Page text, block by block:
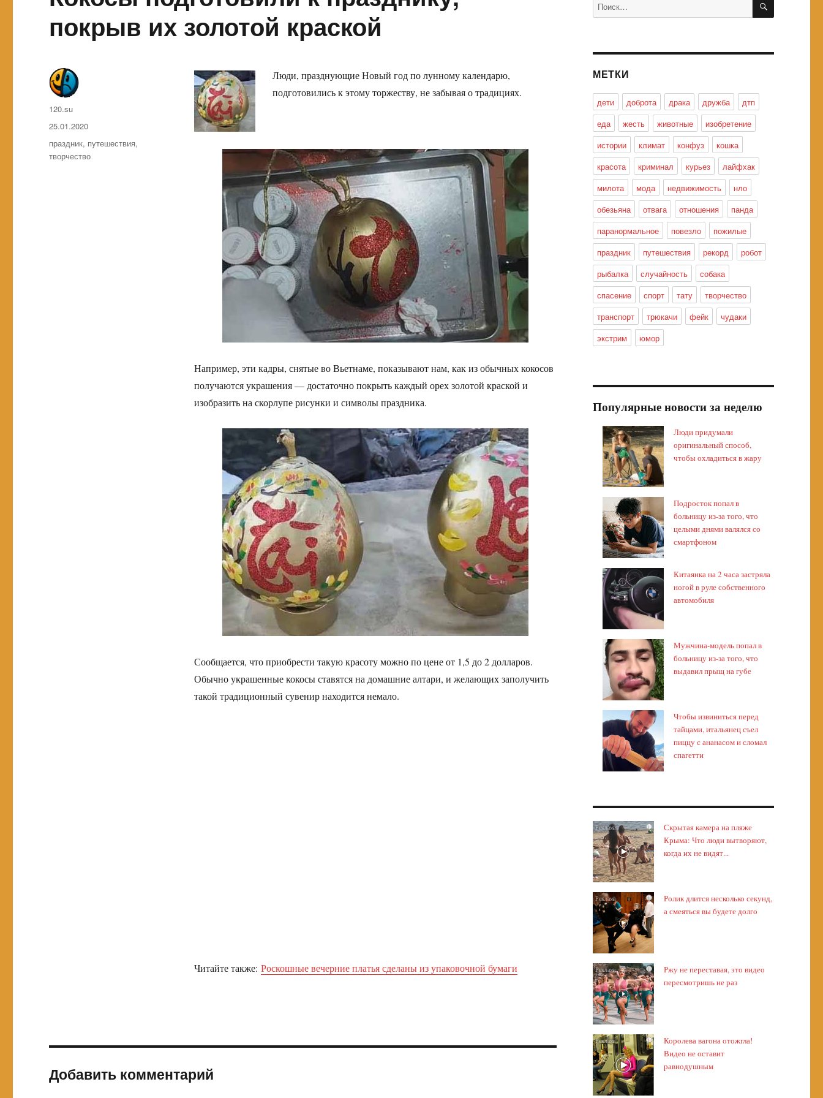
покрыв их золотой краской
Люди, празднующие Новый год по лунному календарю,
подготовились к этому торжеству, не забывая о традициях.
Например, эти кадры, снятые во Вьетнаме, показывают нам, как из обычных кокосов
получаются украшения — достаточно покрыть каждый орех золотой краской и
изобразить на скорлупе рисунки и символы праздника.
Сообщается, что приобрести такую красоту можно по цене от 1,5 до 2 долларов.
Обычно украшенные кокосы ставятся на домашние алтари, и желающих заполучить
такой традиционный сувенир находится немало.
Читайте также: Роскошные вечерние платья сделаны из упаковочной бумаги
Автор
120.su
Опубликовано
25.01.2020
Метки
праздник, путешествия,
творчество
Добавить комментарий
МЕТКИ
дети доброта драка дружба
дтп
еда
жесть животные
изобретение
истории
климат конфуз
кошка
красота
криминал курьез
лайфхак
милота
мода недвижимость
нло
обезьяна
отвага отношения
панда
паранормальное
повезло
пожилые
праздник
путешествия рекорд
робот
рыбалка
случайность
собака
спасение
спорт тату
творчество
транспорт
трюкачи фейк
чудаки
экстрим
юмор
Популярные новости за неделю
Люди придумали
оригинальный способ,
чтобы охладиться в жару
Подросток попал в
больницу из-за того, что
целыми днями валялся со
смартфоном
Китаянка на 2 часа застряла
ногой в руле собственного
автомобиля
Мужчина-модель попал в
больницу из-за того, что
выдавил прыщ на губе
Чтобы извиниться перед
тайцами, итальянец съел
пиццу с ананасом и сломал
спагетти
i
Скрытая камера на пляже
Крыма: Что люди вытворяют,
когда их не видят...
i
Ролик длится несколько секунд,
а смеяться вы будете долго
i
Ржу не переставая, это видео
пересмотришь не раз
i
Королева вагона отожгла!
Видео не оставит
равнодушным